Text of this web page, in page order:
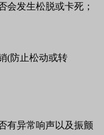
会发生松脱或卡死；
(防止松动或转
有异常响声以及振颤